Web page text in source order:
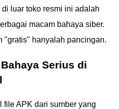
luar toko resmi ini adalah
macam bahaya siber.
"gratis" hanyalah pancingan.
Serius di
file APK dari sumber yang